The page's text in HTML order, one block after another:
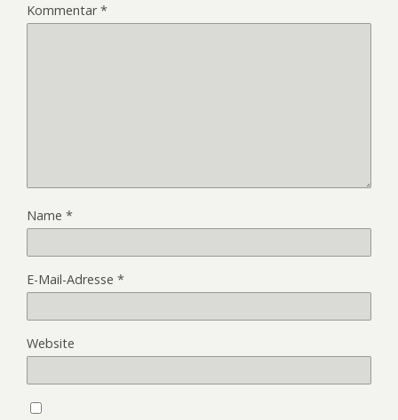
Kommentar*
Name *
E-Mail-Adresse *
Website